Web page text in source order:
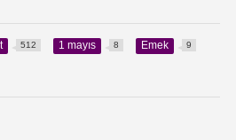
512 1 mayıs 8 Emek 9